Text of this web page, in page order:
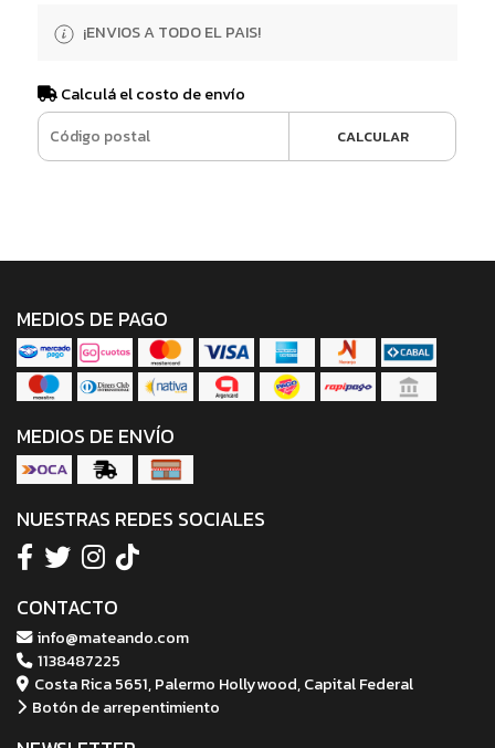
¡ENVIOS A TODO EL PAIS!
Calculá el costo de envío
CALCULAR
MEDIOS DE PAGO
MEDIOS DE ENVÍO
NUESTRAS REDES SOCIALES
CONTACTO
info@mateando.com
1138487225
Costa Rica 5651, Palermo Hollywood, Capital Federal
Botón de arrepentimiento